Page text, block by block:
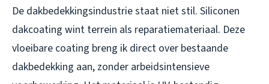
De dakbedekkingsindustrie staat niet stil. Siliconen
dakcoating wint terrein als reparatiemateriaal. Deze
vloeibare coating breng ik direct over bestaande
dakbedekking aan, zonder arbeidsintensieve